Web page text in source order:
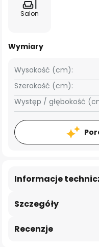
Salon
Wymiary
Szerokość (cm):
Wysokość (cm):
Występ / głębokość
Szczegóły
Informacje
Recenzje